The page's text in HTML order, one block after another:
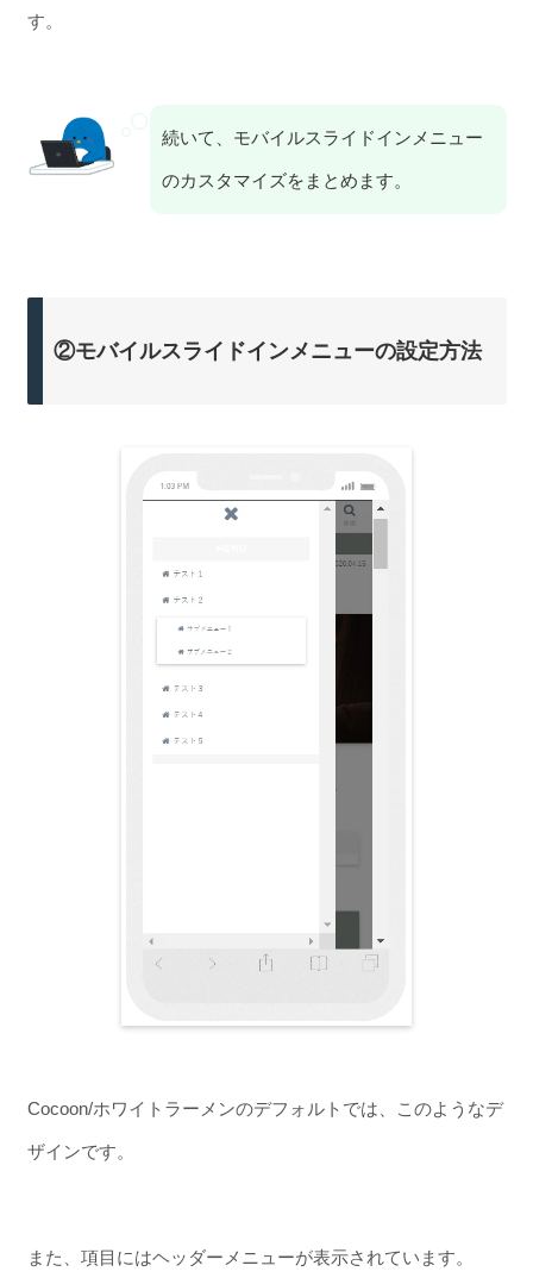
す。
続いて、モバイルスライドインメニュー
のカスタマイズをまとめます。
②モバイルスライドインメニューの設定方法
Cocoon/ホワイトラーメンのデフォルトでは、このようなデ
ザインです。
また、項目にはヘッダーメニューが表示されています。